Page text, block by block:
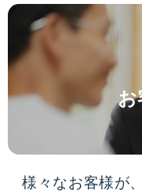
様々なお客様が